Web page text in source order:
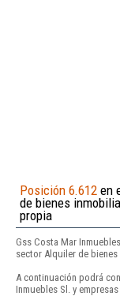
Posición 6.612 en
de bienes
propia
Gss Costa Mar
sector Alquiler de
A continuación podrá
Inmuebles Sl. y